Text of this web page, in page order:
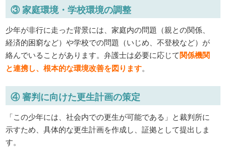
③ 家庭環境・学校環境の調整
少年が非行に走った背景には、家庭内の問題（親との関係、
経済的困窮など）や学校での問題（いじめ、不登校など）が
絡んでいることがあります。弁護士は必要に応じて関係機関
と連携し、根本的な環境改善を図ります。
④ 審判に向けた更生計画の策定
「この少年には、社会内での更生が可能である」と裁判所に
示すため、具体的な更生計画を作成し、証拠として提出しま
す。